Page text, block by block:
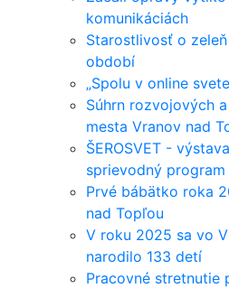
komunikáciách
Starostlivosť o
období
„Spolu v online
Súhrn rozvojových
mesta Vranov nad
ŠEROSVET -
sprievodný program
Prvé bábätko roka
nad Topľou
V roku 2025 sa vo
narodilo 133 detí
Pracovné stretnutie